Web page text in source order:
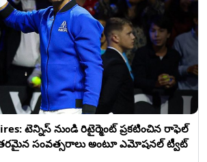
టెన్నిస్ నుండి రిటైర్మెంట్ ప్రకటించిన రాఫెల్
సంవత్సరాలు అంటూ ఎమోషనల్ ట్వీట్